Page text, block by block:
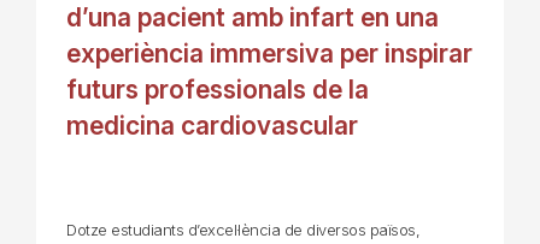
d’una pacient amb infart en una
experiència immersiva per inspirar
futurs professionals de la
medicina cardiovascular
Dotze estudiants d’excel·lència de diversos països,